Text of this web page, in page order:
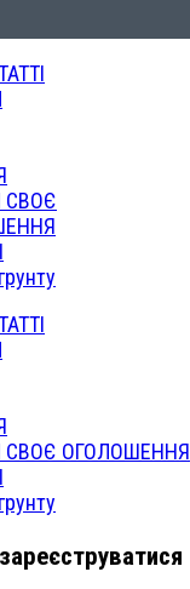
СВОЄ
СВОЄ ОГОЛОШЕННЯ